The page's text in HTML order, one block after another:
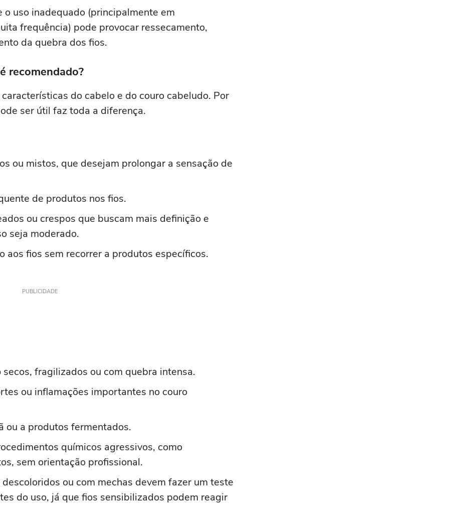
uso inadequado (principalmente em
frequência) pode provocar ressecamento,
da quebra dos fios.
recomendado?
do cabelo e do couro cabeludo. Por
ser útil faz toda a diferença.
ou mistos, que desejam prolongar a sensação de
de produtos nos fios.
ou crespos que buscam mais definição e
seja moderado.
aos fios sem recorrer a produtos específicos.
PUBLICIDADE
fragilizados ou com quebra intensa.
ou inflamações importantes no couro
ou a produtos fermentados.
químicos agressivos, como
sem orientação profissional.
ou com mechas devem fazer um teste
do uso, já que fios sensibilizados podem reagir